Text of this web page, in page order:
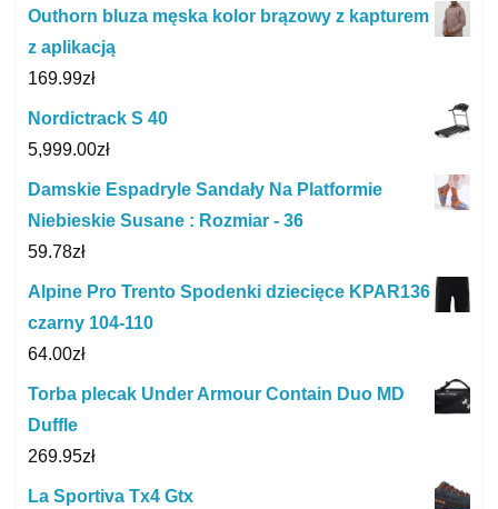
Outhorn bluza męska kolor brązowy z kapturem
z aplikacją
169.99zł
Nordictrack S 40
5,999.00zł
Damskie Espadryle Sandały Na Platformie
Niebieskie Susane : Rozmiar - 36
59.78zł
Alpine Pro Trento Spodenki dziecięce KPAR136
czarny 104-110
64.00zł
Torba plecak Under Armour Contain Duo MD
Duffle
269.95zł
La Sportiva Tx4 Gtx